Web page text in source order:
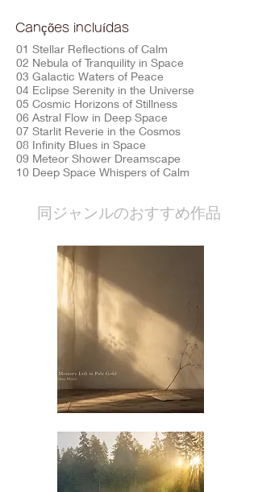
Canções incluídas
01 Stellar Reflections of Calm
02 Nebula of Tranquility in Space
03 Galactic Waters of Peace
04 Eclipse Serenity in the Universe
05 Cosmic Horizons of Stillness
06 Astral Flow in Deep Space
07 Starlit Reverie in the Cosmos
08 Infinity Blues in Space
09 Meteor Shower Dreamscape
10 Deep Space Whispers of Calm
​同ジャンルのおすすめ作品